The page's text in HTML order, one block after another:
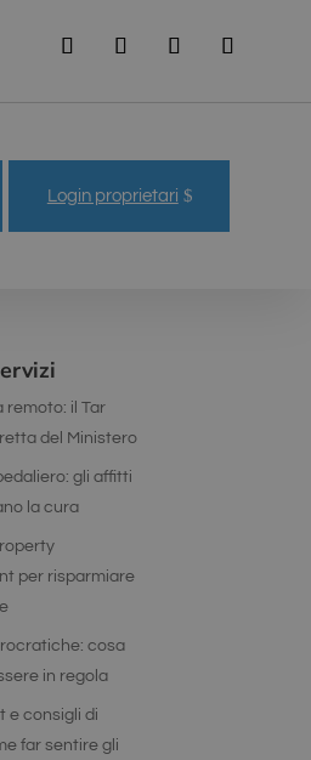
Login proprietari
remoto: il Tar
del Ministero
gli affitti
la cura
per risparmiare
cosa
in regola
e consigli di
far sentire gli